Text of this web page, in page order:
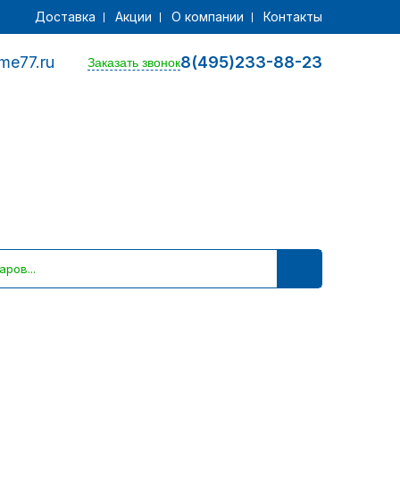
Доставка Акции О компании Контакты
8(495)233-88-23
Заказать звонок